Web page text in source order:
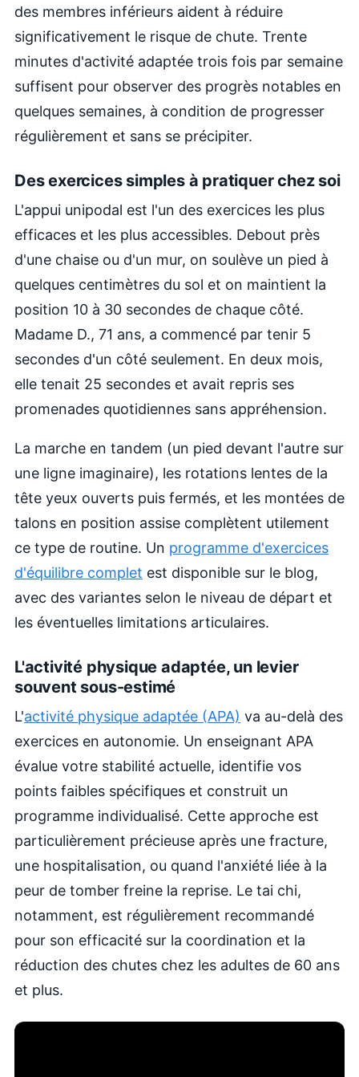
des membres inférieurs aident à réduire
significativement le risque de chute. Trente
minutes d'activité adaptée trois fois par semaine
suffisent pour observer des progrès notables en
quelques semaines, à condition de progresser
régulièrement et sans se précipiter.
Des exercices simples à pratiquer chez soi
L'appui unipodal est l'un des exercices les plus
efficaces et les plus accessibles. Debout près
d'une chaise ou d'un mur, on soulève un pied à
quelques centimètres du sol et on maintient la
position 10 à 30 secondes de chaque côté.
Madame D., 71 ans, a commencé par tenir 5
secondes d'un côté seulement. En deux mois,
elle tenait 25 secondes et avait repris ses
promenades quotidiennes sans appréhension.
La marche en tandem (un pied devant l'autre sur
une ligne imaginaire), les rotations lentes de la
tête yeux ouverts puis fermés, et les montées de
talons en position assise complètent utilement
ce type de routine. Un programme d'exercices
d'équilibre complet est disponible sur le blog,
avec des variantes selon le niveau de départ et
les éventuelles limitations articulaires.
L'activité physique adaptée, un levier
souvent sous-estimé
L'activité physique adaptée (APA) va au-delà des
exercices en autonomie. Un enseignant APA
évalue votre stabilité actuelle, identifie vos
points faibles spécifiques et construit un
programme individualisé. Cette approche est
particulièrement précieuse après une fracture,
une hospitalisation, ou quand l'anxiété liée à la
peur de tomber freine la reprise. Le tai chi,
notamment, est régulièrement recommandé
pour son efficacité sur la coordination et la
réduction des chutes chez les adultes de 60 ans
et plus.